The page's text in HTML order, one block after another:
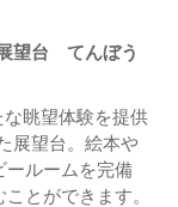
望台 てんぼう
な眺望体験を提供
展望台。絵本や
ールームを完備
とができます。